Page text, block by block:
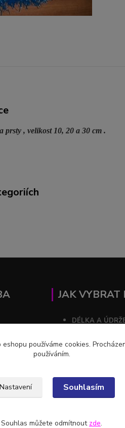
prsty , velikost 10, 20 a 30 cm .
JAK VYBRAT
DÉLKA A
používáme cookies.
používáním.
Nastavení Souhlasím
Souhlas můžete odmítnout zde.